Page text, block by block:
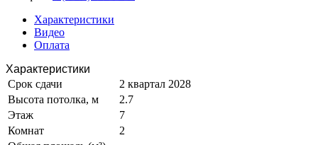
Характеристики
Видео
Оплата
Характеристики
Срок сдачи
2 квартал 2028
Высота потолка, м
2.7
Этаж
7
Комнат
2